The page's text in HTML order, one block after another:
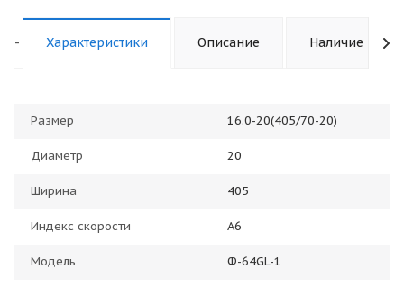
- Характеристики Описание Наличие
Размер 16.0-20(405/70-20)
Диаметр 20
Ширина 405
Индекс скорости A6
Модель Ф-64GL-1